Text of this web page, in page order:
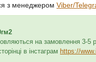
з менеджером Viber/
на замовлення 3-5
в інстаграм https://